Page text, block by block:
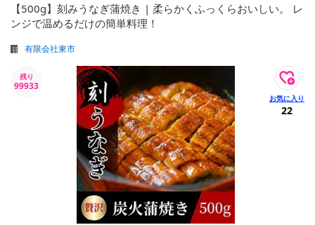
【500g】刻みうなぎ蒲焼き | 柔らかくふっくらおいしい。 レ
ンジで温めるだけの簡単料理！
有限会社東市
残り
99933
22